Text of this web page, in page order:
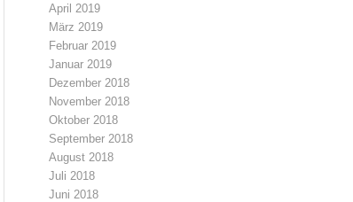
April 2019
März 2019
Februar 2019
Januar 2019
Dezember 2018
November 2018
Oktober 2018
September 2018
August 2018
Juli 2018
Juni 2018